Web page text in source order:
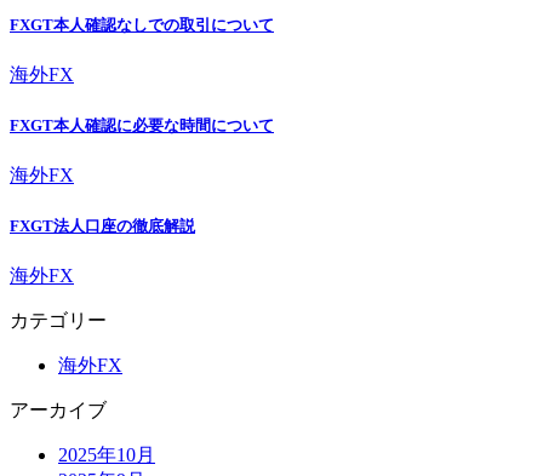
FXGT本人確認なしでの取引について
海外FX
FXGT本人確認に必要な時間について
海外FX
FXGT法人口座の徹底解説
海外FX
カテゴリー
海外FX
アーカイブ
2025年10月